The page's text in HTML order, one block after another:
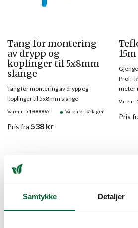
Samtykke Detaljer
Tang for montering
av drypp og
koplinger til 5x8mm
slange
Varenr: 54900006 Varen er på lager
Tang for montering av drypp og
koplinger til 5x8mm slange
Pris fra 538 kr
15m
Varenr:
Proff-
meter
Pris